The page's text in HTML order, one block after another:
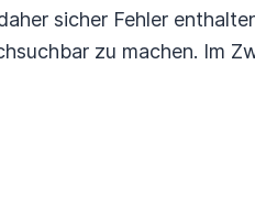
sicher Fehler
zu machen. Im